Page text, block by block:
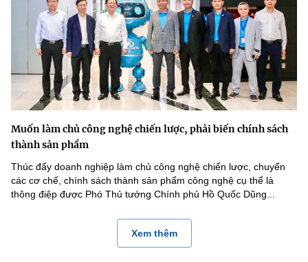
Muốn làm chủ công nghệ chiến lược, phải biến chính sách
thành sản phẩm
Thúc đẩy doanh nghiệp làm chủ công nghệ chiến lược, chuyển
các cơ chế, chính sách thành sản phẩm công nghệ cụ thể là
thông điệp được Phó Thủ tướng Chính phủ Hồ Quốc Dũng...
Xem thêm